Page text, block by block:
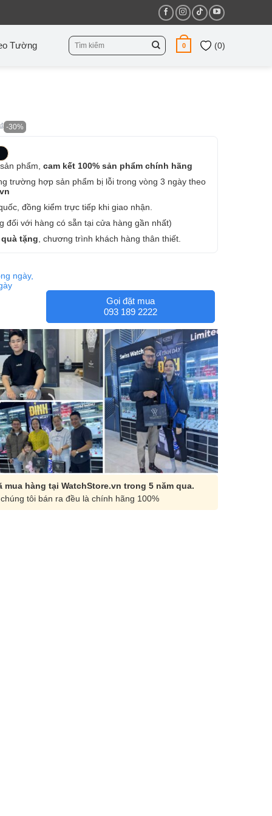
Tường
Tìm
kiếm:
0 (0)
-30%
phẩm, cam kết 100% sản phẩm chính hãng
trường hợp sản phẩm bị lỗi trong vòng 3 ngày theo
đồng kiểm trực tiếp khi giao nhận.
đối với hàng có sẵn tại cửa hàng gần nhất)
tặng , chương trình khách hàng thân thiết.
ngày,
Gọi đặt mua
093 189 2222
mua hàng tại WatchStore.vn trong 5 năm qua.
tôi bán ra đều là chính hãng 100%